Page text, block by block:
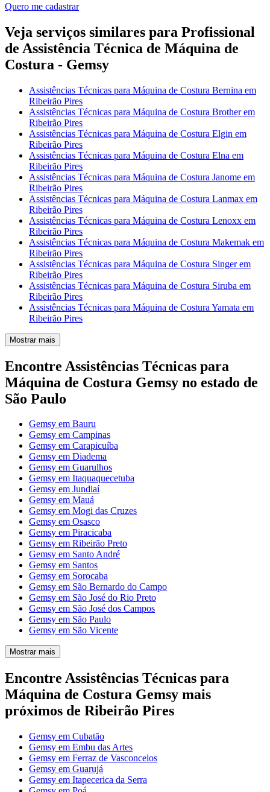
Quero me cadastrar
Veja serviços similares para Profissional
de Assistência Técnica de Máquina de
Costura - Gemsy
Assistências Técnicas para Máquina de Costura Bernina em
Ribeirão Pires
Assistências Técnicas para Máquina de Costura Brother em
Ribeirão Pires
Assistências Técnicas para Máquina de Costura Elgin em
Ribeirão Pires
Assistências Técnicas para Máquina de Costura Elna em
Ribeirão Pires
Assistências Técnicas para Máquina de Costura Janome em
Ribeirão Pires
Assistências Técnicas para Máquina de Costura Lanmax em
Ribeirão Pires
Assistências Técnicas para Máquina de Costura Lenoxx em
Ribeirão Pires
Assistências Técnicas para Máquina de Costura Makemak em
Ribeirão Pires
Assistências Técnicas para Máquina de Costura Singer em
Ribeirão Pires
Assistências Técnicas para Máquina de Costura Siruba em
Ribeirão Pires
Assistências Técnicas para Máquina de Costura Yamata em
Ribeirão Pires
Mostrar mais
Encontre Assistências Técnicas para
Máquina de Costura Gemsy no estado de
São Paulo
Gemsy em Bauru
Gemsy em Campinas
Gemsy em Carapicuíba
Gemsy em Diadema
Gemsy em Guarulhos
Gemsy em Itaquaquecetuba
Gemsy em Jundiaí
Gemsy em Mauá
Gemsy em Mogi das Cruzes
Gemsy em Osasco
Gemsy em Piracicaba
Gemsy em Ribeirão Preto
Gemsy em Santo André
Gemsy em Santos
Gemsy em Sorocaba
Gemsy em São Bernardo do Campo
Gemsy em São José do Rio Preto
Gemsy em São José dos Campos
Gemsy em São Paulo
Gemsy em São Vicente
Mostrar mais
Encontre Assistências Técnicas para
Máquina de Costura Gemsy mais
próximos de Ribeirão Pires
Gemsy em Cubatão
Gemsy em Embu das Artes
Gemsy em Ferraz de Vasconcelos
Gemsy em Guarujá
Gemsy em Itapecerica da Serra